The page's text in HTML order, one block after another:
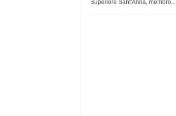
Superiore Sant'Anna, membro...